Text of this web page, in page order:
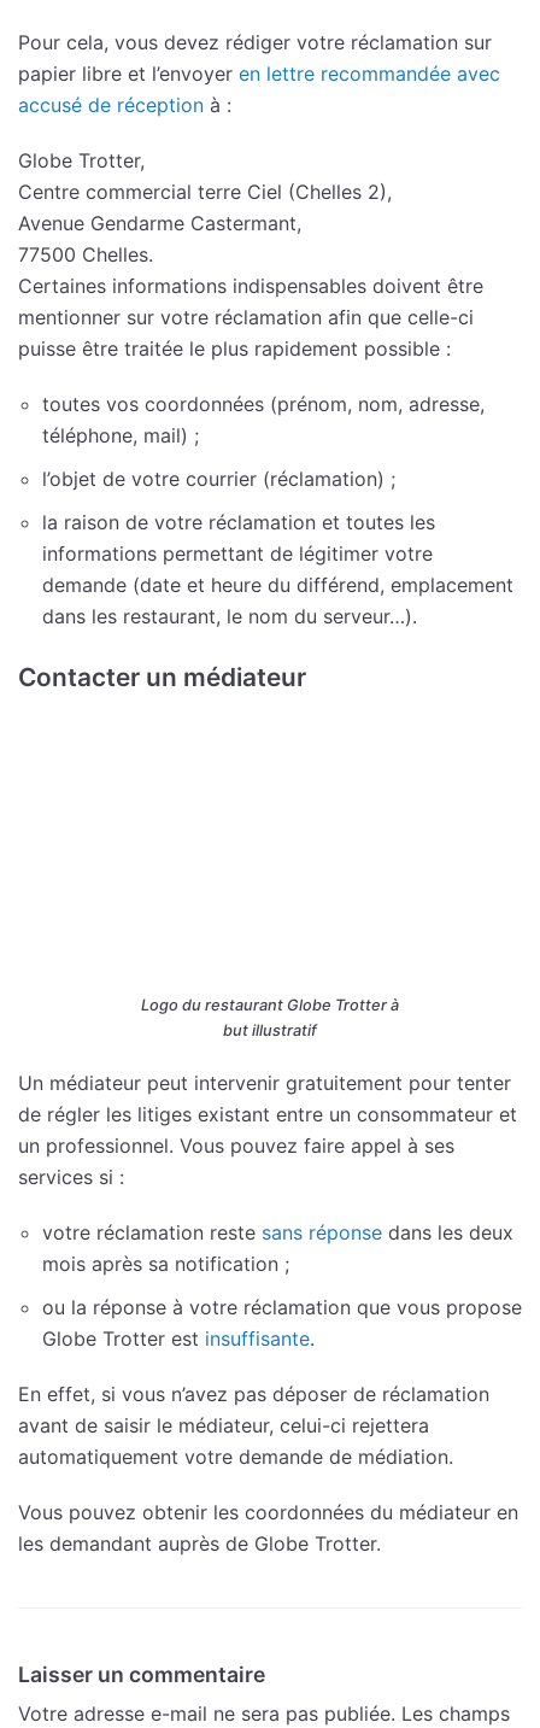
Pour cela, vous devez rédiger votre réclamation sur
papier libre et l’envoyer en lettre recommandée avec
accusé de réception à :
Globe Trotter,
Centre commercial terre Ciel (Chelles 2),
Avenue Gendarme Castermant,
77500 Chelles.
Certaines informations indispensables doivent être
mentionner sur votre réclamation afin que celle-ci
puisse être traitée le plus rapidement possible :
toutes vos coordonnées (prénom, nom, adresse,
téléphone, mail) ;
l’objet de votre courrier (réclamation) ;
la raison de votre réclamation et toutes les
informations permettant de légitimer votre
demande (date et heure du différend, emplacement
dans les restaurant, le nom du serveur…).
Contacter un médiateur
Logo du restaurant Globe Trotter à
but illustratif
Un médiateur peut intervenir gratuitement pour tenter
de régler les litiges existant entre un consommateur et
un professionnel. Vous pouvez faire appel à ses
services si :
votre réclamation reste sans réponse dans les deux
mois après sa notification ;
ou la réponse à votre réclamation que vous propose
Globe Trotter est insuffisante.
En effet, si vous n’avez pas déposer de réclamation
avant de saisir le médiateur, celui-ci rejettera
automatiquement votre demande de médiation.
Vous pouvez obtenir les coordonnées du médiateur en
les demandant auprès de Globe Trotter.
Laisser un commentaire
Votre adresse e-mail ne sera pas publiée. Les champs